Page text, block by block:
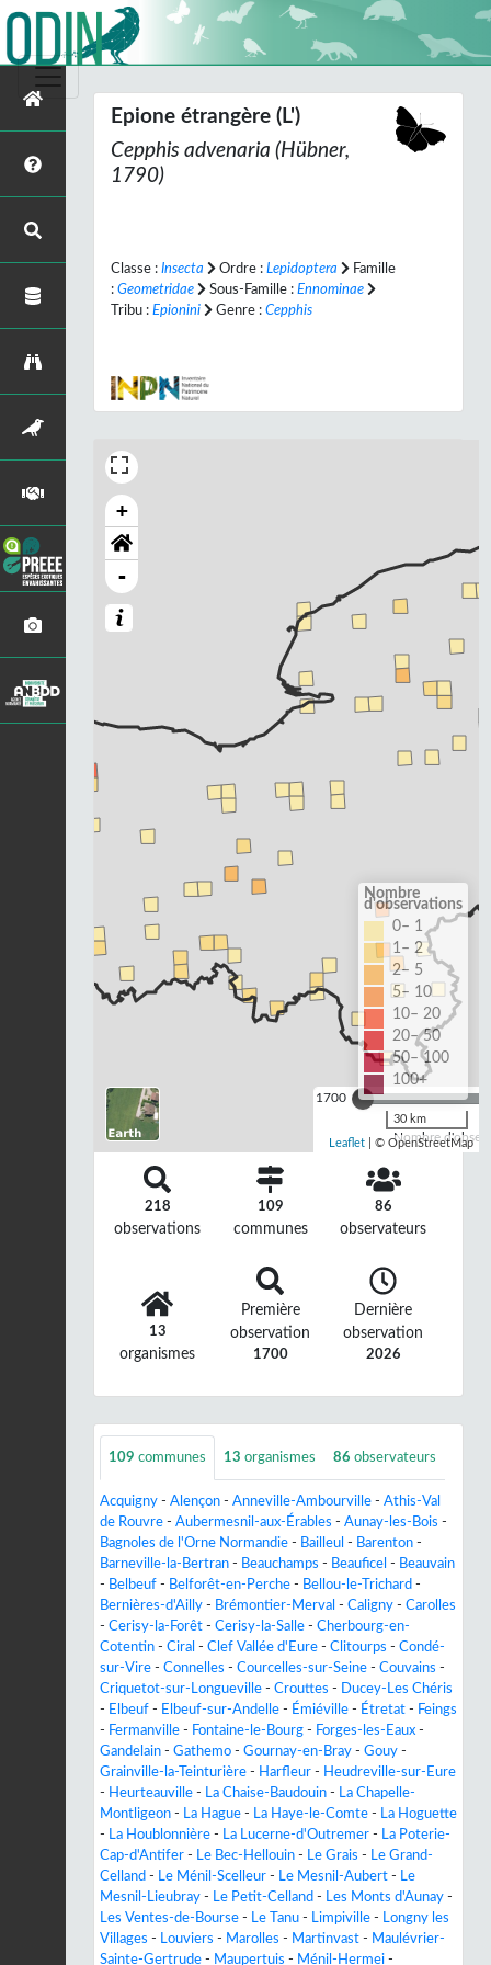
Epione étrangère (L')
Cepphis advenaria (Hübner,
1790)
Classe : Insecta Ordre : Lepidoptera
Famille
: Geometridae Sous-Famille : Ennominae
Tribu : Epionini Genre : Cepphis
+
-
1700
Nombre
Nombre
d'observations
0– 1
1– 2
2– 5
5– 10
10– 20
20– 50
50– 100
100+
30 km
Leaflet | © OpenStreetMap
218
observations
109
communes
86
observateurs
13
organismes
Première
observation
1700
Dernière
observation
2026
109 communes 13 organismes 86 observateurs
Acquigny - Alençon - Anneville-Ambourville - Athis-Val
de Rouvre - Aubermesnil-aux-Érables - Aunay-les-Bois -
Bagnoles de l'Orne Normandie - Bailleul - Barenton -
Barneville-la-Bertran - Beauchamps - Beauficel - Beauvain
- Belbeuf - Belforêt-en-Perche - Bellou-le-Trichard -
Bernières-d'Ailly - Brémontier-Merval - Caligny - Carolles
- Cerisy-la-Forêt - Cerisy-la-Salle - Cherbourg-en-
Cotentin - Ciral - Clef Vallée d'Eure - Clitourps - Condé-
sur-Vire - Connelles - Courcelles-sur-Seine - Couvains -
Criquetot-sur-Longueville - Crouttes -
Ducey-Les Chéris
- Elbeuf - Elbeuf-sur-Andelle - Émiéville - Étretat - Feings
- Fermanville - Fontaine-le-Bourg - Forges-les-Eaux -
Gandelain - Gathemo - Gournay-en-Bray - Gouy -
Grainville-la-Teinturière - Harfleur - Heudreville-sur-Eure
- Heurteauville - La Chaise-Baudouin - La Chapelle-
Montligeon - La Hague - La Haye-le-Comte - La Hoguette
- La Houblonnière - La Lucerne-d'Outremer - La Poterie-
Cap-d'Antifer - Le Bec-Hellouin - Le Grais - Le Grand-
Celland - Le Ménil-Scelleur - Le Mesnil-Aubert - Le
Mesnil-Lieubray - Le Petit-Celland - Les Monts d'Aunay -
Les Ventes-de-Bourse - Le Tanu - Limpiville - Longny les
Villages - Louviers - Marolles - Martinvast - Maulévrier-
Sainte-Gertrude - Maupertuis - Ménil-Hermei -